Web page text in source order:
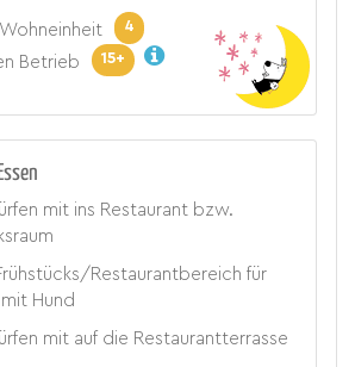
4
Betrieb 15+
mit ins Restaurant bzw.
Restaurantbereich für
Hund
mit auf die Restaurantterrasse